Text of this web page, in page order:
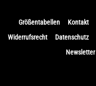
Größentabellen Kontakt
Widerrufsrecht
Datenschutz
Newsletter